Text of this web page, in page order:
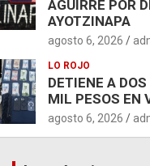
AGUIRRE POR
AYOTZINAPA
agosto 6, 2026
LO ROJO
DETIENE A
MIL PESOS EN
agosto 6, 2026